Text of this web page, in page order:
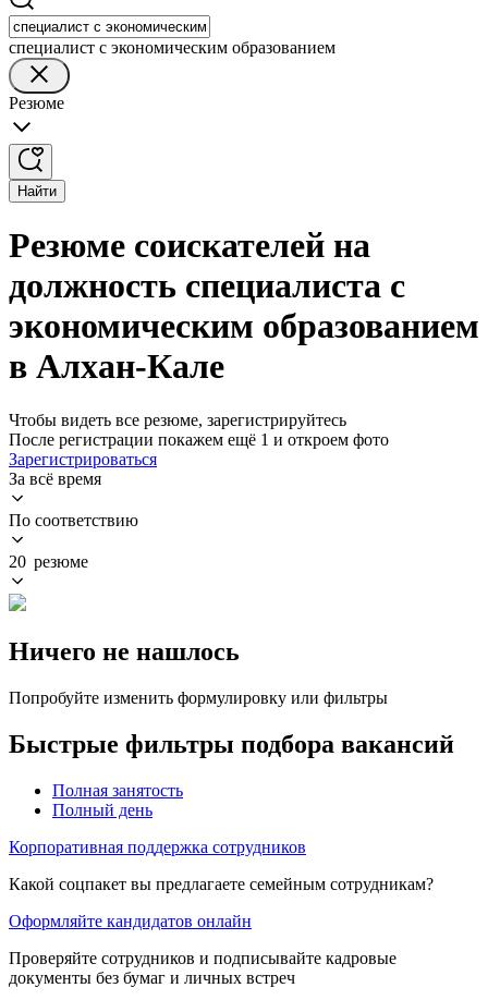
специалист с экономическим образованием
Резюме
Найти
Резюме соискателей на
должность специалиста с
экономическим образованием
в Алхан-Кале
Чтобы видеть все резюме, зарегистрируйтесь
После регистрации покажем ещё 1 и откроем фото
Зарегистрироваться
За всё время
По соответствию
20 резюме
Ничего не нашлось
Попробуйте изменить формулировку или фильтры
Быстрые фильтры подбора вакансий
Полная занятость
Полный день
Корпоративная поддержка сотрудников
Какой соцпакет вы предлагаете семейным сотрудникам?
Оформляйте кандидатов онлайн
Проверяйте сотрудников и подписывайте кадровые
документы без бумаг и личных встреч